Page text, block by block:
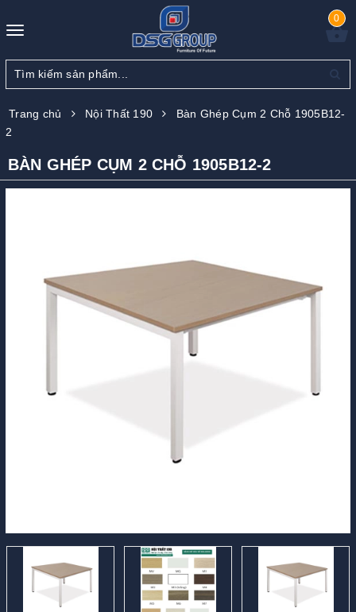
Toggle
0
Trang chủ Nội Thất 190
Bàn Ghép Cụm 2 Chỗ 1905B12-
2
BÀN GHÉP CỤM 2 CHỖ 1905B12-2